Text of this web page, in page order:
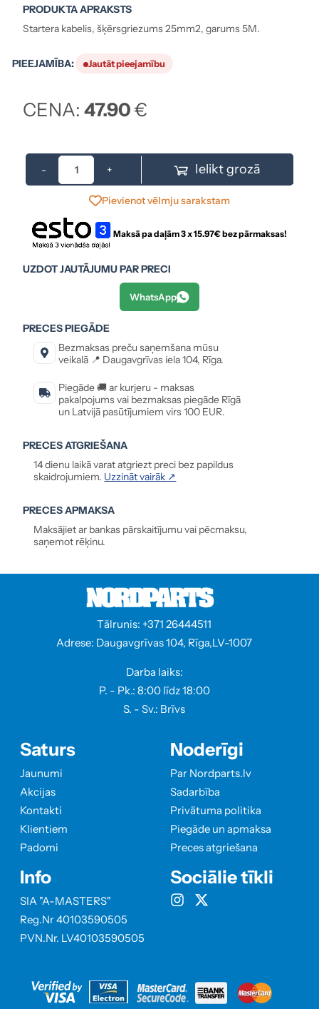
PRODUKTA APRAKSTS
Startera kabelis, šķērsgriezums 25mm2, garums 5M.
PIEEJAMĪBA: Jautāt pieejamību
CENA:47.90€
- + Ielikt grozā
Pievienot vēlmju sarakstam
Maksā pa daļām 3 x15.97€ bez pārmaksas!
UZDOT JAUTĀJUMU PAR PRECI
WhatsApp
PRECES PIEGĀDE
Bezmaksas preču saņemšana mūsu
veikalā 📍 Daugavgrīvas iela 104, Rīga.
Piegāde 🚚 ar kurjeru - maksas
pakalpojums vai bezmaksas piegāde Rīgā
un Latvijā pasūtījumiem virs 100 EUR.
PRECES ATGRIEŠANA
14 dienu laikā varat atgriezt preci bez papildus
skaidrojumiem. Uzzināt vairāk ↗
PRECES APMAKSA
Maksājiet ar bankas pārskaitījumu vai pēcmaksu,
saņemot rēķinu.
Tālrunis: +371 26444511
Adrese: Daugavgrīvas 104, Rīga,LV-1007
Darba laiks:
P. - Pk.: 8:00 līdz 18:00
S. - Sv.: Brīvs
Saturs
Jaunumi
Akcijas
Kontakti
Klientiem
Padomi
Info
SIA "A-MASTERS"
Reg.Nr 40103590505
PVN.Nr. LV40103590505
Noderīgi
Par Nordparts.lv
Sadarbība
Privātuma politika
Piegāde un apmaksa
Preces atgriešana
Sociālie tīkli